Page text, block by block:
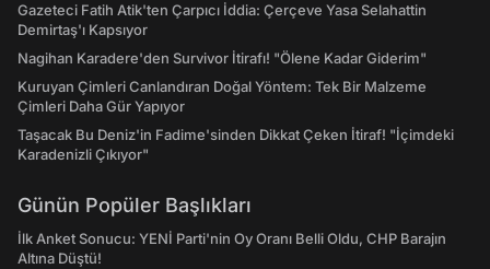
Gazeteci Fatih Atik'ten Çarpıcı İddia: Çerçeve Yasa Selahattin
Demirtaş'ı Kapsıyor
Nagihan Karadere'den Survivor İtirafı! "Ölene Kadar Giderim"
Kuruyan Çimleri Canlandıran Doğal Yöntem: Tek Bir Malzeme
Çimleri Daha Gür Yapıyor
Taşacak Bu Deniz'in Fadime'sinden Dikkat Çeken İtiraf! "İçimdeki
Karadenizli Çıkıyor"
Günün Popüler Başlıkları
İlk Anket Sonucu: YENİ Parti'nin Oy Oranı Belli Oldu, CHP Barajın
Altına Düştü!